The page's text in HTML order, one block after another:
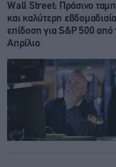
Wall Street: Πράσινο
και καλύτερη εβδομαδιαία
επίδοση για S&P 500 από
Απρίλιο